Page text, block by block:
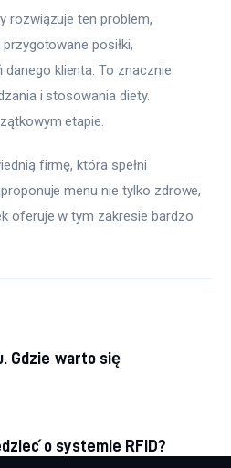
rozwiązuje ten problem,
posiłki,
klienta. To znacznie
i stosowania diety.
etapie.
firmę, która spełni
menu nie tylko zdrowe,
oferuje w tym zakresie bardzo
Gdzie warto się
o systemie RFID?